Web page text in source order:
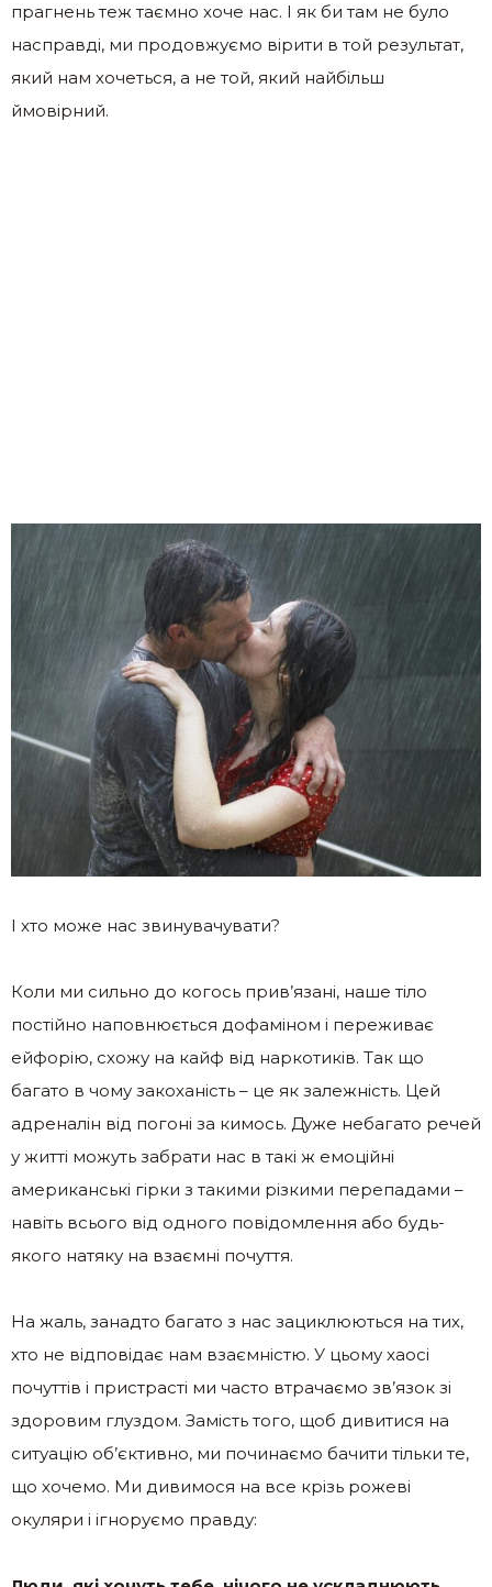
прагнень теж таємно хоче нас. І як би там не було
насправді, ми продовжуємо вірити в той результат,
який нам хочеться, а не той, який найбільш
ймовірний.
І хто може нас звинувачувати?
Коли ми сильно до когось прив’язані, наше тіло
постійно наповнюється дофаміном і переживає
ейфорію, схожу на кайф від наркотиків. Так що
багато в чому закоханість – це як залежність. Цей
адреналін від погоні за кимось. Дуже небагато речей
у житті можуть забрати нас в такі ж емоційні
американські гірки з такими різкими перепадами –
навіть всього від одного повідомлення або будь-
якого натяку на взаємні почуття.
На жаль, занадто багато з нас зациклюються на тих,
хто не відповідає нам взаємністю. У цьому хаосі
почуттів і пристрасті ми часто втрачаємо зв’язок зі
здоровим глуздом. Замість того, щоб дивитися на
ситуацію об’єктивно, ми починаємо бачити тільки те,
що хочемо. Ми дивимося на все крізь рожеві
окуляри і ігноруємо правду: